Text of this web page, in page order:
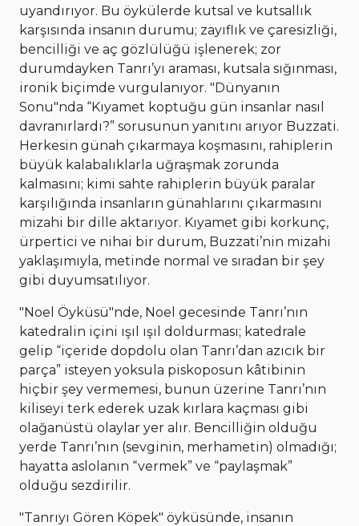
uyandırıyor. Bu öykülerde kutsal ve kutsallık
karşısında insanın durumu; zayıflık ve çaresizliği,
bencilliği ve aç gözlülüğü işlenerek; zor
durumdayken Tanrı’yı araması, kutsala sığınması,
ironik biçimde vurgulanıyor. "Dünyanın
Sonu"nda “Kıyamet koptuğu gün insanlar nasıl
davranırlardı?” sorusunun yanıtını arıyor Buzzati.
Herkesin günah çıkarmaya koşmasını, rahiplerin
büyük kalabalıklarla uğraşmak zorunda
kalmasını; kimi sahte rahiplerin büyük paralar
karşılığında insanların günahlarını çıkarmasını
mizahi bir dille aktarıyor. Kıyamet gibi korkunç,
ürpertici ve nihai bir durum, Buzzati’nin mizahi
yaklaşımıyla, metinde normal ve sıradan bir şey
gibi duyumsatılıyor.
"Noel Öyküsü"nde, Noel gecesinde Tanrı’nın
katedralin içini ışıl ışıl doldurması; katedrale
gelip “içeride dopdolu olan Tanrı’dan azıcık bir
parça” isteyen yoksula piskoposun kâtibinin
hiçbir şey vermemesi, bunun üzerine Tanrı’nın
kiliseyi terk ederek uzak kırlara kaçması gibi
olağanüstü olaylar yer alır. Bencilliğin olduğu
yerde Tanrı’nın (sevginin, merhametin) olmadığı;
hayatta aslolanın “vermek” ve “paylaşmak”
olduğu sezdirilir.
"Tanrıyı Gören Köpek" öyküsünde, insanın